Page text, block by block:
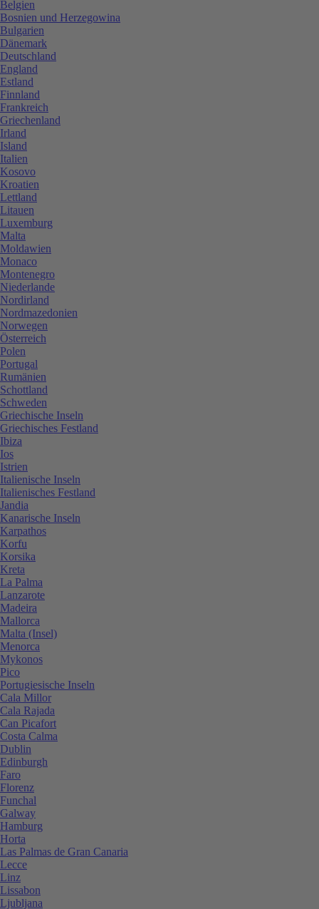
Belgien
Bosnien und Herzegowina
Bulgarien
Dänemark
Deutschland
England
Estland
Finnland
Frankreich
Griechenland
Irland
Island
Italien
Kosovo
Kroatien
Lettland
Litauen
Luxemburg
Malta
Moldawien
Monaco
Montenegro
Niederlande
Nordirland
Nordmazedonien
Norwegen
Österreich
Polen
Portugal
Rumänien
Schottland
Schweden
Griechische Inseln
Griechisches Festland
Ibiza
Ios
Istrien
Italienische Inseln
Italienisches Festland
Jandia
Kanarische Inseln
Karpathos
Korfu
Korsika
Kreta
La Palma
Lanzarote
Madeira
Mallorca
Malta (Insel)
Menorca
Mykonos
Pico
Portugiesische Inseln
Cala Millor
Cala Rajada
Can Picafort
Costa Calma
Dublin
Edinburgh
Faro
Florenz
Funchal
Galway
Hamburg
Horta
Las Palmas de Gran Canaria
Lecce
Linz
Lissabon
Ljubljana